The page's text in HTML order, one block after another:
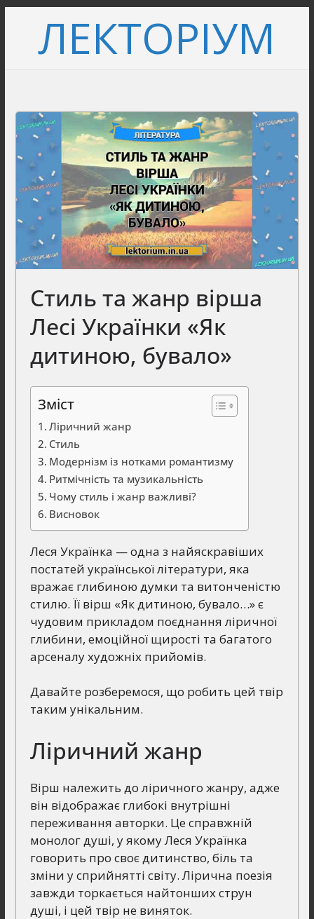
вмістуЛЕКТОРІУМ
Стиль та жанр вірша
Лесі Українки «Як
дитиною, бувало»
Зміст
Ліричний жанр
Стиль
Модернізм із нотками романтизму
Ритмічність та музикальність
Чому стиль і жанр важливі?
Висновок
Леся Українка — одна з найяскравіших
постатей української літератури, яка
вражає глибиною думки та витонченістю
стилю. Її вірш «Як дитиною, бувало…» є
чудовим прикладом поєднання ліричної
глибини, емоційної щирості та багатого
арсеналу художніх прийомів.
Давайте розберемося, що робить цей твір
таким унікальним.
Ліричний жанр
Вірш належить до ліричного жанру, адже
він відображає глибокі внутрішні
переживання авторки. Це справжній
монолог душі, у якому Леся Українка
говорить про своє дитинство, біль та
зміни у сприйнятті світу. Лірична поезія
завжди торкається найтонших струн
душі, і цей твір не виняток.